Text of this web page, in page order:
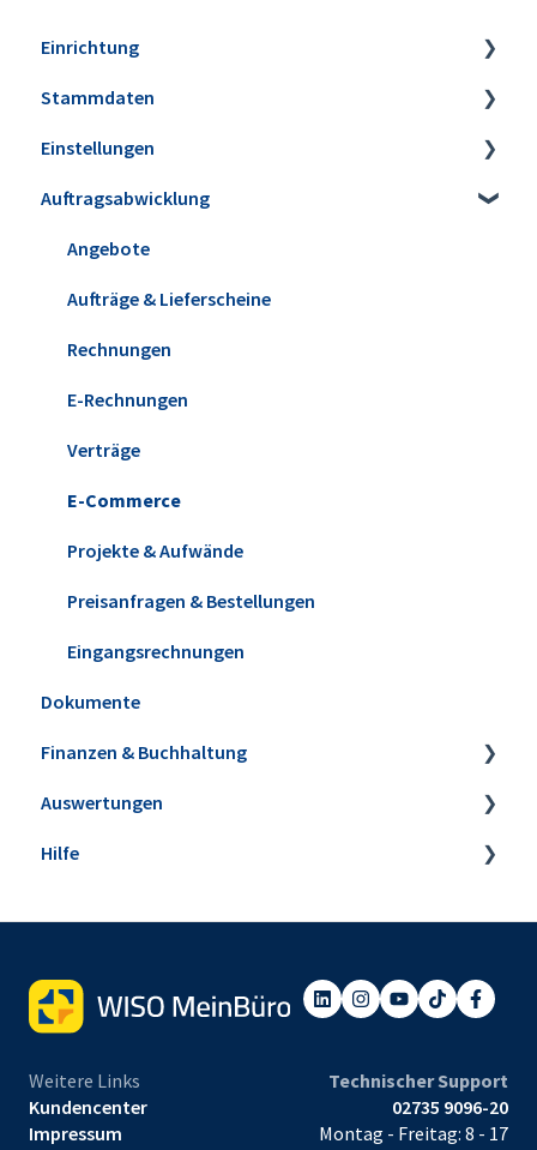
Einrichtung
Installation
Erweiterungen
Datensicherung
Update installieren
Versionshistorie
WISO MeinBüro Desktop Cloud
Office
Stammdaten
Artikel
Lagerbestände & Inventur
Kunden & Interessenten
Lieferanten
Mitarbeiter
Einstellungen
Firmeneinstellungen
Steuereinstellungen
Kleinstammdaten
Ansicht & Filter-/Suchoptionen
Briefpapier & Vorlagen
Auftragsabwicklung
Angebote
Aufträge & Lieferscheine
Rechnungen
E-Rechnungen
Verträge
E-Commerce
Projekte & Aufwände
Preisanfragen & Bestellungen
Eingangsrechnungen
Dokumente
Finanzen & Buchhaltung
Banking & Kasse
Kasse POS
Mahnwesen
Auswertungen
Steuer-Auswertungen
Tabellen-Auswertungen
Hilfe
Weitere Links
Kundencenter
Impressum
Technischer Support
02735 9096-20
Montag - Freitag: 8 - 17